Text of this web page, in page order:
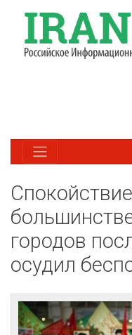
городов
осудил